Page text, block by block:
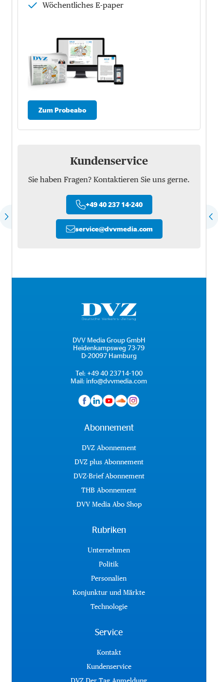
Wöchentliches E-paper
Zum Probeabo
Kundenservice
Sie haben Fragen? Kontaktieren Sie uns gerne.
+49 40 237 14-240
service@dvvmedia.com
DVV Media Group GmbH
Heidenkampsweg 73-79
D-20097 Hamburg
Tel: +49 40 23714-100
Mail: info@dvvmedia.com
Abonnement
DVZ Abonnement
DVZ plus Abonnement
DVZ-Brief Abonnement
THB Abonnement
DVV Media Abo Shop
Rubriken
Unternehmen
Politik
Personalien
Konjunktur und Märkte
Technologie
Service
Kontakt
Kundenservice